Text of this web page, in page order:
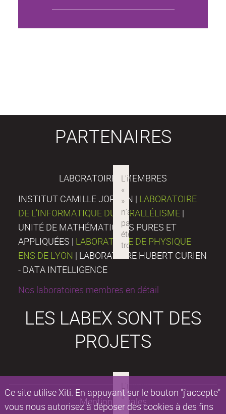
Ce site utilise Xiti. En appuyant sur le bouton "j'accepte"
vous nous autorisez à déposer des cookies à des fins
PARTENAIRES
LABORATOIRES MEMBRES
INSTITUT CAMILLE JORDAN | LABORATOIRE
DE L’INFORMATIQUE DU PARALLÉLISME |
UNITÉ DE MATHÉMATIQUES PURES ET
APPLIQUÉES | LABORATOIRE DE PHYSIQUE
ENS DE LYON | LABORATOIRE HUBERT CURIEN
- DATA INTELLIGENCE
Nos laboratoires membres en détail
LES LABEX SONT DES
PROJETS
Mentions légales